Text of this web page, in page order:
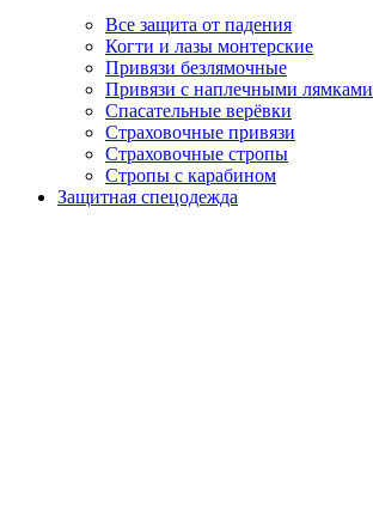
Все защита от падения
Когти и лазы монтерские
Привязи безлямочные
Привязи с наплечными лямками
Спасательные верёвки
Страховочные привязи
Страховочные стропы
Стропы с карабином
Защитная спецодежда